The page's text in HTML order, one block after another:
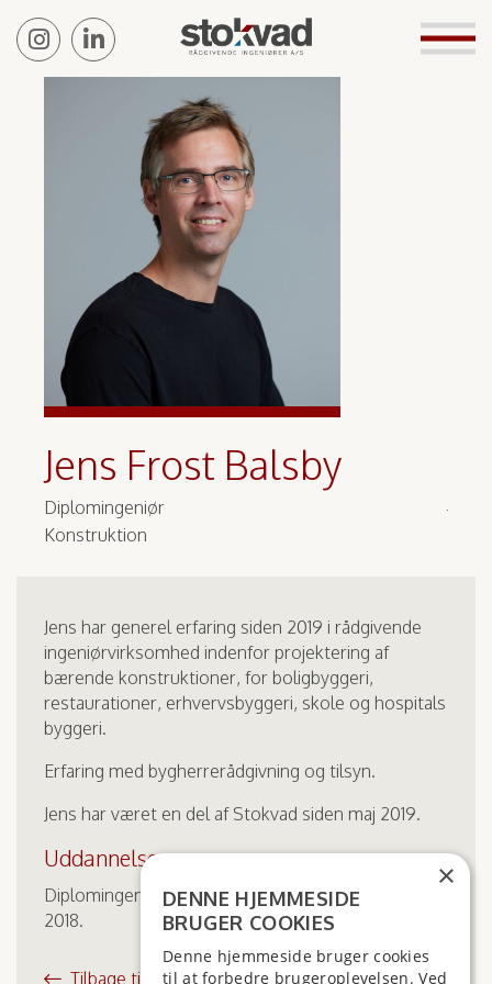
Jens Frost Balsby
Diplomingeniør
Konstruktion
Jens har generel erfaring siden 2019 i rådgivende
ingeniørvirksomhed indenfor projektering af
bærende konstruktioner, for boligbyggeri,
restaurationer, erhvervsbyggeri, skole og hospitals
byggeri.
Erfaring med bygherrerådgivning og tilsyn.
Jens har været en del af Stokvad siden maj 2019.
Uddannelse
Diplomingeniør fra Ingeniørhøjskolen Aarhus i
2018.
Tilbage til medarbejdere
×
DENNE HJEMMESIDE
BRUGER COOKIES
Denne hjemmeside bruger cookies
til at forbedre brugeroplevelsen. Ved